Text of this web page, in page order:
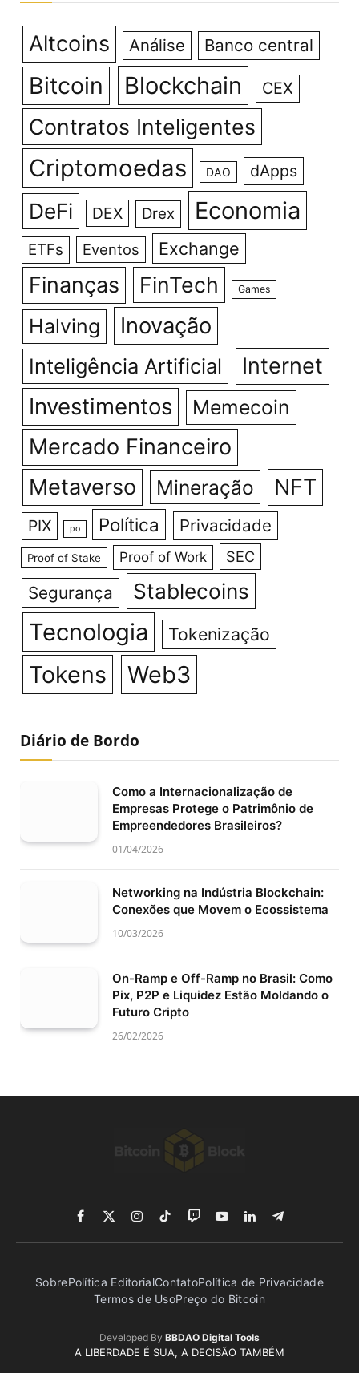
Altcoins Análise Banco central
Bitcoin Blockchain CEX
Contratos Inteligentes
Criptomoedas DAO dApps
DeFi DEX Drex Economia
ETFs Eventos Exchange
Finanças FinTech Games
Halving Inovação
Inteligência Artificial Internet
Investimentos Memecoin
Mercado Financeiro
Metaverso
Mineração NFT
PIX po Política Privacidade
Proof of Stake Proof of Work SEC
Segurança Stablecoins
Tecnologia Tokenização
Tokens Web3
Diário de Bordo
Como a Internacionalização de
Empresas Protege o Patrimônio de
Empreendedores Brasileiros?
01/04/2026
Networking na Indústria Blockchain:
Conexões que Movem o Ecossistema
10/03/2026
On-Ramp e Off-Ramp no Brasil: Como
Pix, P2P e Liquidez Estão Moldando o
Futuro Cripto
26/02/2026
Facebook
X
(Twitter)
Instagram
TikTokTwitchYouTubeLinkedInTelegram
SobrePolítica EditorialContatoPolítica de Privacidade
Termos de UsoPreço do Bitcoin
Developed By BBDAO Digital Tools
A LIBERDADE É SUA, A DECISÃO TAMBÉM